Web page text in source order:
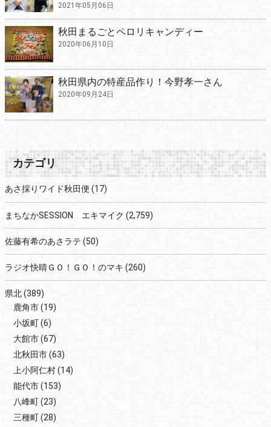
2021年05月06日
秋田まるごとペロリキャンディー
2020年06月10日
秋田県内の特産品作り！今野孝一さん
2020年09月24日
カテゴリ
あさ採りワイド秋田便 (17)
まちなかSESSION エキマイク (2,759)
佐藤有希のあさラテ (50)
ラジオ快晴ＧＯ！ＧＯ！のマキ (260)
県北(389)
鹿角市(19)
小坂町(6)
大館市(67)
北秋田市(63)
上小阿仁村(14)
能代市(153)
八峰町(23)
三種町(28)